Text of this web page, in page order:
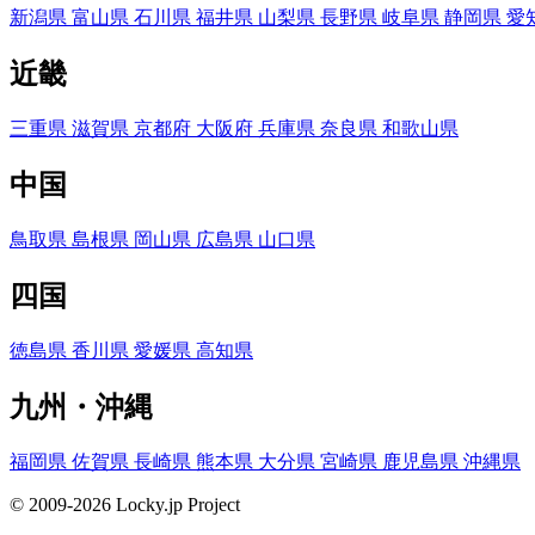
新潟県 富山県 石川県 福井県 山梨県 長野県 岐阜県 静岡県 愛
近畿
三重県 滋賀県 京都府 大阪府 兵庫県 奈良県 和歌山県
中国
鳥取県 島根県 岡山県 広島県 山口県
四国
徳島県 香川県 愛媛県 高知県
九州・沖縄
福岡県 佐賀県 長崎県 熊本県 大分県 宮崎県 鹿児島県 沖縄県
© 2009-2026 Locky.jp Project